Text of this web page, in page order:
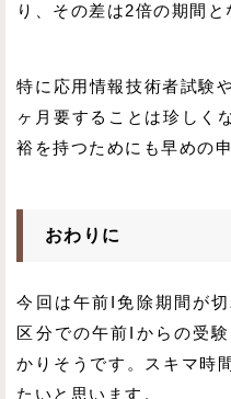
り、その差は2倍の期間と
特に応用情報技術者試験
ヶ月要することは珍しく
裕を持つためにも早めの
おわりに
今回は午前I免除期間が
区分での午前Iからの受
かりそうです。スキマ時
たいと思います。